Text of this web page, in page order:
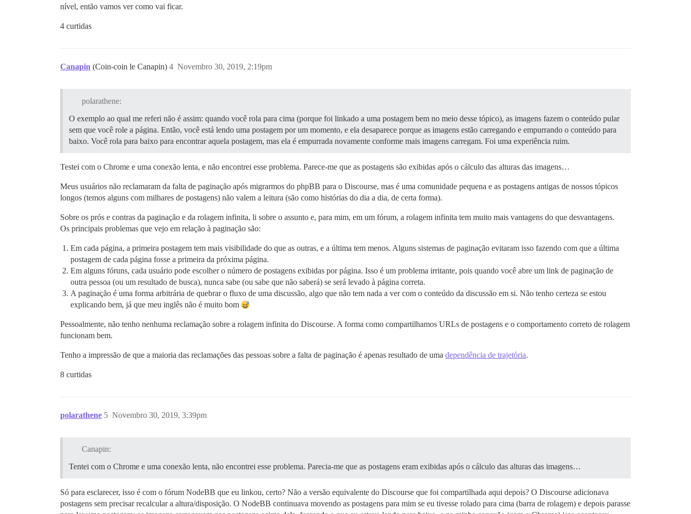
nível, então vamos ver como vai ficar.
4 curtidas
Canapin (Coin-coin le Canapin) Novembro 30, 2019, 2:19pm
4
polarathene:
O exemplo ao qual me referi não é assim: quando você rola para cima (porque foi linkado a uma postagem bem no meio desse tópico), as imagens fazem o conteúdo pular
sem que você role a página. Então, você está lendo uma postagem por um momento, e ela desaparece porque as imagens estão carregando e empurrando o conteúdo para
baixo. Você rola para baixo para encontrar aquela postagem, mas ela é empurrada novamente conforme mais imagens carregam. Foi uma experiência ruim.
Testei com o Chrome e uma conexão lenta, e não encontrei esse problema. Parece-me que as postagens são exibidas após o cálculo das alturas das imagens…
Meus usuários não reclamaram da falta de paginação após migrarmos do phpBB para o Discourse, mas é uma comunidade pequena e as postagens antigas de nossos tópicos
longos (temos alguns com milhares de postagens) não valem a leitura (são como histórias do dia a dia, de certa forma).
Sobre os prós e contras da paginação e da rolagem infinita, li sobre o assunto e, para mim, em um fórum, a rolagem infinita tem muito mais vantagens do que desvantagens.
Os principais problemas que vejo em relação à paginação são:
Em cada página, a primeira postagem tem mais visibilidade do que as outras, e a última tem menos. Alguns sistemas de paginação evitaram isso fazendo com que a última
postagem de cada página fosse a primeira da próxima página.
Em alguns fóruns, cada usuário pode escolher o número de postagens exibidas por página. Isso é um problema irritante, pois quando você abre um link de paginação de
outra pessoa (ou um resultado de busca), nunca sabe (ou sabe que não saberá) se será levado à página correta.
A paginação é uma forma arbitrária de quebrar o fluxo de uma discussão, algo que não tem nada a ver com o conteúdo da discussão em si. Não tenho certeza se estou
explicando bem, já que meu inglês não é muito bom
Pessoalmente, não tenho nenhuma reclamação sobre a rolagem infinita do Discourse. A forma como compartilhamos URLs de postagens e o comportamento correto de rolagem
funcionam bem.
Tenho a impressão de que a maioria das reclamações das pessoas sobre a falta de paginação é apenas resultado de uma dependência de trajetória.
8 curtidas
polarathene Novembro 30, 2019, 3:39pm
5
Canapin:
Tentei com o Chrome e uma conexão lenta, não encontrei esse problema. Parecia-me que as postagens eram exibidas após o cálculo das alturas das imagens…
Só para esclarecer, isso é com o fórum NodeBB que eu linkou, certo? Não a versão equivalente do Discourse que foi compartilhada aqui depois? O Discourse adicionava
postagens sem precisar recalcular a altura/disposição. O NodeBB continuava movendo as postagens para mim se eu tivesse rolado para cima (barra de rolagem) e depois parasse